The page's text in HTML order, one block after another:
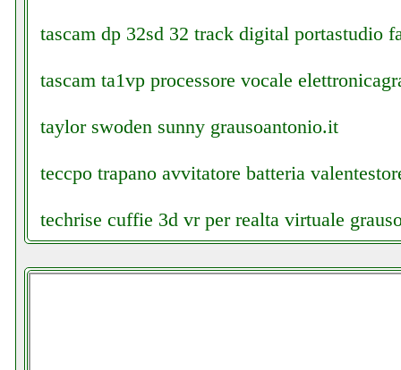
tascam dp 32sd 32 track digital portastudio
tascam ta1vp processore vocale
taylor swoden sunny grausoantonio.it
teccpo trapano avvitatore batteria
techrise cuffie 3d vr per realta virtuale
teclast tablet cellstore.it